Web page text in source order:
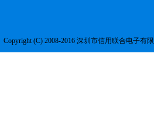
Copyright (C) 2008-2016 深圳市信用联合电子有